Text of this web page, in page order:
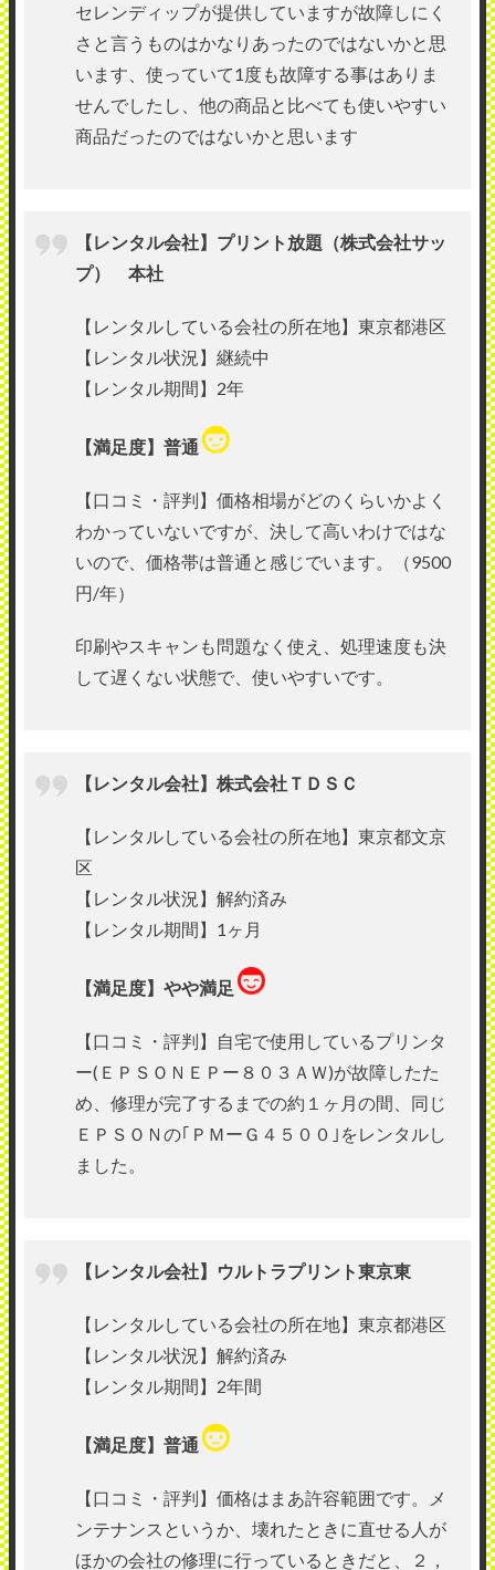
セレンディップが提供していますが故障しにく
さと言うものはかなりあったのではないかと思
います、使っていて1度も故障する事はありま
せんでしたし、他の商品と比べても使いやすい
商品だったのではないかと思います
【レンタル会社】プリント放題（株式会社サッ
プ） 本社
【レンタルしている会社の所在地】東京都港区
【レンタル状況】継続中
【レンタル期間】2年
【満足度】普通
【口コミ・評判】価格相場がどのくらいかよく
わかっていないですが、決して高いわけではな
いので、価格帯は普通と感じでいます。（9500
円/年）
印刷やスキャンも問題なく使え、処理速度も決
して遅くない状態で、使いやすいです。
【レンタル会社】株式会社ＴＤＳＣ
【レンタルしている会社の所在地】東京都文京
区
【レンタル状況】解約済み
【レンタル期間】1ヶ月
【満足度】やや満足
【口コミ・評判】自宅で使用しているプリンタ
ー(ＥＰＳＯＮＥＰー８０３ＡＷ)が故障したた
め、修理が完了するまでの約１ヶ月の間、同じ
ＥＰＳＯＮの｢ＰＭーＧ４５００｣をレンタルし
ました。
【レンタル会社】ウルトラプリント東京東
【レンタルしている会社の所在地】東京都港区
【レンタル状況】解約済み
【レンタル期間】2年間
【満足度】普通
【口コミ・評判】価格はまあ許容範囲です。メ
ンテナンスというか、壊れたときに直せる人が
ほかの会社の修理に行っているときだと、２，